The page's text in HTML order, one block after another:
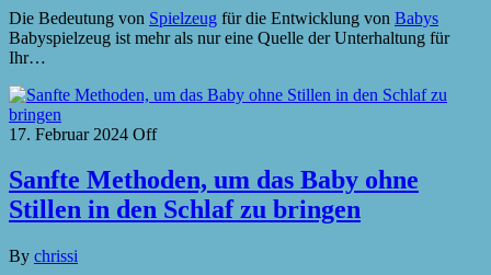
Die Bedeutung von Spielzeug für die Entwicklung von Babys
Babyspielzeug ist mehr als nur eine Quelle der Unterhaltung für
Ihr…
17. Februar 2024 Off
Sanfte Methoden, um das Baby ohne
Stillen in den Schlaf zu bringen
By chrissi